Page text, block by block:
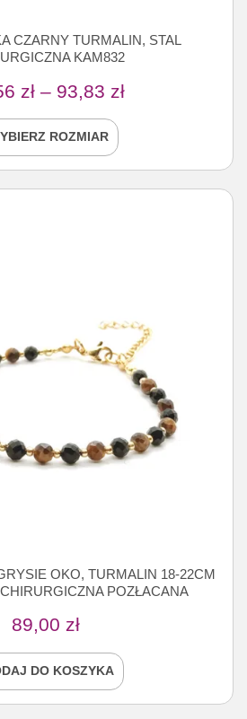
CZARNY TURMALIN, STAL
KAM832
zł – 93,83 zł
ROZMIAR
OKO, TURMALIN 18-22CM
POZŁACANA
89,00 zł
DO KOSZYKA